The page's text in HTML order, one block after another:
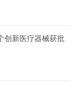
创新医疗器械获批